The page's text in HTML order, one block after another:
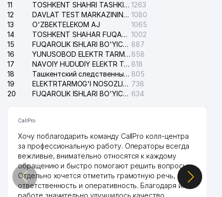
11
TOSHKENT SHAHRI TASHKILOT TELEFONLARI HAQIDA MA'LUMOT BYUROSI 1263
12
DAVLAT TEST MARKAZINING ISHONCH TELEFONLARI 1080
13
O'ZBEKTELEKOM AJ
1065
14
TOSHKENT SHAHAR FUQAROLIK ISHLARI BO'YICHA SUDI 1002
15
FUQAROLIK ISHLARI BO'YICHA YAKKASAROY TUMANLARARO SUDI 887
16
YUNUSOBOD ELEKTR TARMOG'I NOSOZLIKLARI XIZMATI 858
17
NAVOIY HUDUDIY ELEKTR TARMOQLARI KORXONASI AJ 818
18
Ташкентский следственный изолятор 805
19
ELEKTRTARMOG'I NOSOZLIKLARINI TO'ZATISH SERGELI XIZMATI 738
20
FUQAROLIK ISHLARI BO'YICHA UCH-TEPA TUMANI SUDI 634
CallPro
Хочу поблагодарить команду CallPro колл-центра
за профессиональную работу. Операторы всегда
вежливые, внимательно относятся к каждому
обращению и быстро помогают решить вопросы.
Отдельно хочется отметить грамотную речь,
ответственность и оперативность. Благодаря их
работе значительно улучшилось качество